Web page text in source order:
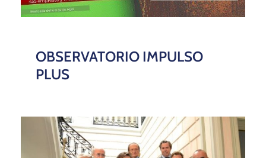
OBSERVATORIO IMPULSO
PLUS